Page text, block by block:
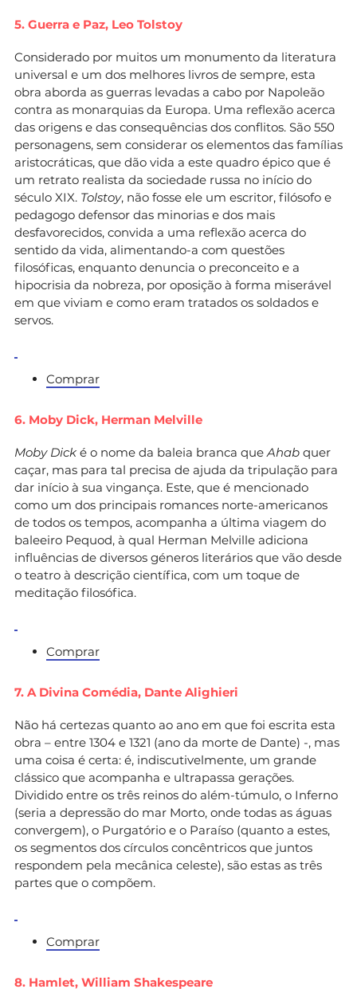
5. Guerra e Paz, Leo Tolstoy
Considerado por muitos um monumento da literatura
universal e um dos melhores livros de sempre, esta
obra aborda as guerras levadas a cabo por Napoleão
contra as monarquias da Europa. Uma reflexão acerca
das origens e das consequências dos conflitos. São 550
personagens, sem considerar os elementos das famílias
aristocráticas, que dão vida a este quadro épico que é
um retrato realista da sociedade russa no início do
século XIX. Tolstoy, não fosse ele um escritor, filósofo e
pedagogo defensor das minorias e dos mais
desfavorecidos, convida a uma reflexão acerca do
sentido da vida, alimentando-a com questões
filosóficas, enquanto denuncia o preconceito e a
hipocrisia da nobreza, por oposição à forma miserável
em que viviam e como eram tratados os soldados e
servos.
Comprar
6. Moby Dick, Herman Melville
Moby Dick é o nome da baleia branca que Ahab quer
caçar, mas para tal precisa de ajuda da tripulação para
dar início à sua vingança. Este, que é mencionado
como um dos principais romances norte-americanos
de todos os tempos, acompanha a última viagem do
baleeiro Pequod, à qual Herman Melville adiciona
influências de diversos géneros literários que vão desde
o teatro à descrição científica, com um toque de
meditação filosófica.
Comprar
7. A Divina Comédia, Dante Alighieri
Não há certezas quanto ao ano em que foi escrita esta
obra – entre 1304 e 1321 (ano da morte de Dante) -, mas
uma coisa é certa: é, indiscutivelmente, um grande
clássico que acompanha e ultrapassa gerações.
Dividido entre os três reinos do além-túmulo, o Inferno
(seria a depressão do mar Morto, onde todas as águas
convergem), o Purgatório e o Paraíso (quanto a estes,
os segmentos dos círculos concêntricos que juntos
respondem pela mecânica celeste), são estas as três
partes que o compõem.
Comprar
8. Hamlet, William Shakespeare